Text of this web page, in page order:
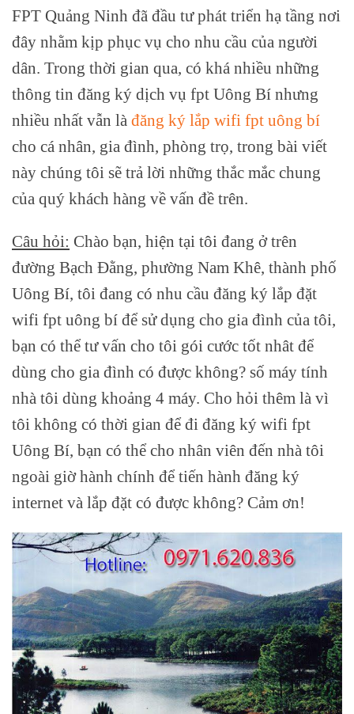
FPT Quảng Ninh đã đầu tư phát triển hạ tầng nơi
đây nhằm kịp phục vụ cho nhu cầu của người
dân. Trong thời gian qua, có khá nhiều những
thông tin đăng ký dịch vụ fpt Uông Bí nhưng
nhiều nhất vẫn là đăng ký lắp wifi fpt uông bí
cho cá nhân, gia đình, phòng trọ, trong bài viết
này chúng tôi sẽ trả lời những thắc mắc chung
của quý khách hàng về vấn đề trên.
Câu hỏi: Chào bạn, hiện tại tôi đang ở trên
đường Bạch Đằng, phường Nam Khê, thành phố
Uông Bí, tôi đang có nhu cầu đăng ký lắp đặt
wifi fpt uông bí để sử dụng cho gia đình của tôi,
bạn có thể tư vấn cho tôi gói cước tốt nhât để
dùng cho gia đình có được không? số máy tính
nhà tôi dùng khoảng 4 máy. Cho hỏi thêm là vì
tôi không có thời gian để đi đăng ký wifi fpt
Uông Bí, bạn có thể cho nhân viên đến nhà tôi
ngoài giờ hành chính để tiến hành đăng ký
internet và lắp đặt có được không? Cảm ơn!